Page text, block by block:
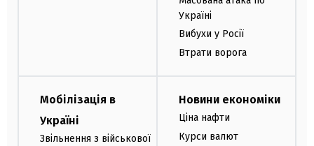
Україні
Вибухи у Росії
Втрати ворога
Мобілізація в
Україні
Звільнення з військової
Новини економіки
Ціна нафти
Курси валют